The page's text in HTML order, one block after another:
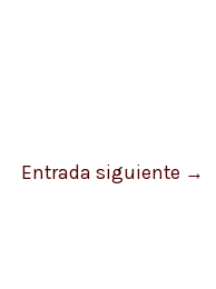
Entrada siguiente →